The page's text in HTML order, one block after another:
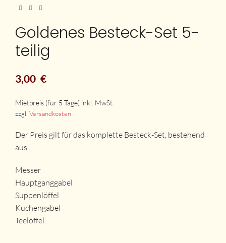
Goldenes Besteck-Set 5-
teilig
3,00 €
zzgl. Versandkosten
Der Preis gilt für das komplette Besteck-Set, bestehend
aus:
Messer
Hauptganggabel
Suppenlöffel
Kuchengabel
Teelöffel